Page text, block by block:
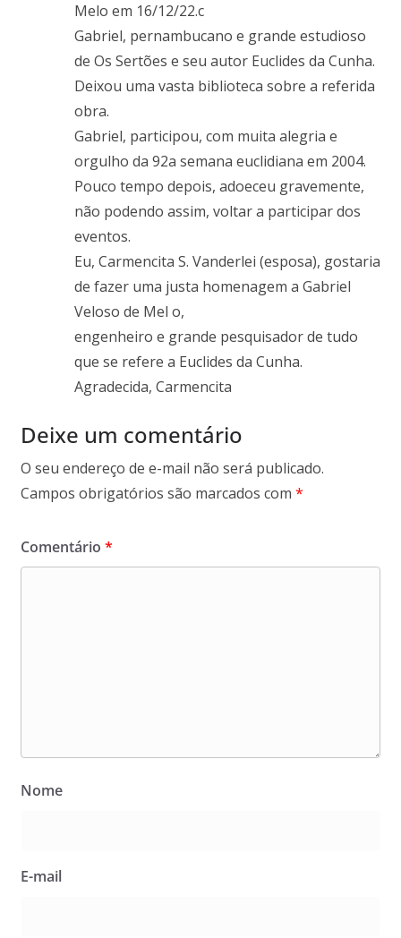
Melo em 16/12/22.c
Gabriel, pernambucano e grande estudioso
de Os Sertões e seu autor Euclides da Cunha.
Deixou uma vasta biblioteca sobre a referida
obra.
Gabriel, participou, com muita alegria e
orgulho da 92a semana euclidiana em 2004.
Pouco tempo depois, adoeceu gravemente,
não podendo assim, voltar a participar dos
eventos.
Eu, Carmencita S. Vanderlei (esposa), gostaria
de fazer uma justa homenagem a Gabriel
Veloso de Mel o,
engenheiro e grande pesquisador de tudo
que se refere a Euclides da Cunha.
Agradecida, Carmencita
Deixe um comentário
O seu endereço de e-mail não será publicado.
Campos obrigatórios são marcados com *
Comentário *
Nome
E-mail